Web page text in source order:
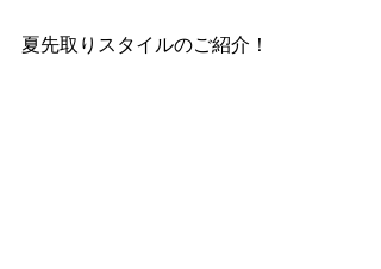
夏先取りスタイルのご紹介！